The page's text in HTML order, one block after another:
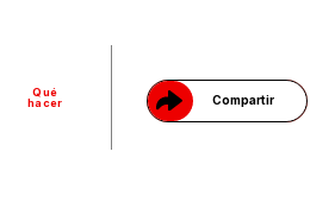
Qué
hacer
Compartir